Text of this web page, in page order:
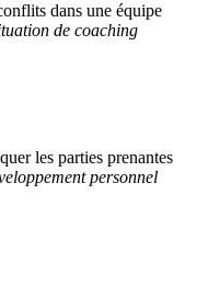
dans une équipe
de coaching
les parties prenantes
personnel